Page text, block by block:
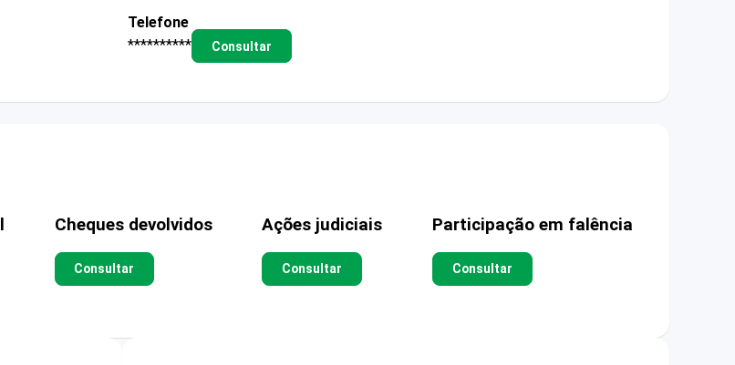
Telefone
**********
Consultar
Cheques devolvidos
Consultar
Ações judiciais
Consultar
Participação em falência
Consultar